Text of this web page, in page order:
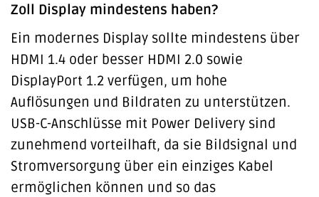
Zoll Display mindestens haben?
Ein modernes Display sollte mindestens über
HDMI 1.4 oder besser HDMI 2.0 sowie
DisplayPort 1.2 verfügen, um hohe
Auflösungen und Bildraten zu unterstützen.
USB-C-Anschlüsse mit Power Delivery sind
zunehmend vorteilhaft, da sie Bildsignal und
Stromversorgung über ein einziges Kabel
ermöglichen können und so das